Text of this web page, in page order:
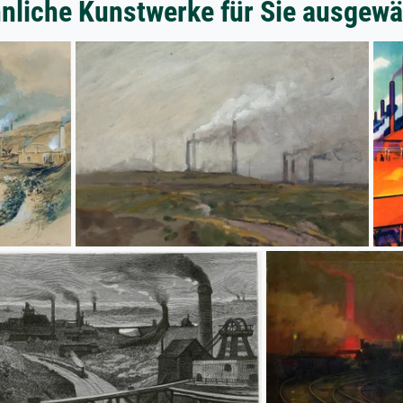
Kunstwerke für Sie